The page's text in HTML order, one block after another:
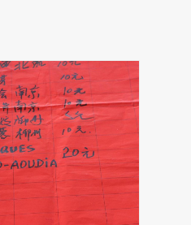
au plan
politique,…